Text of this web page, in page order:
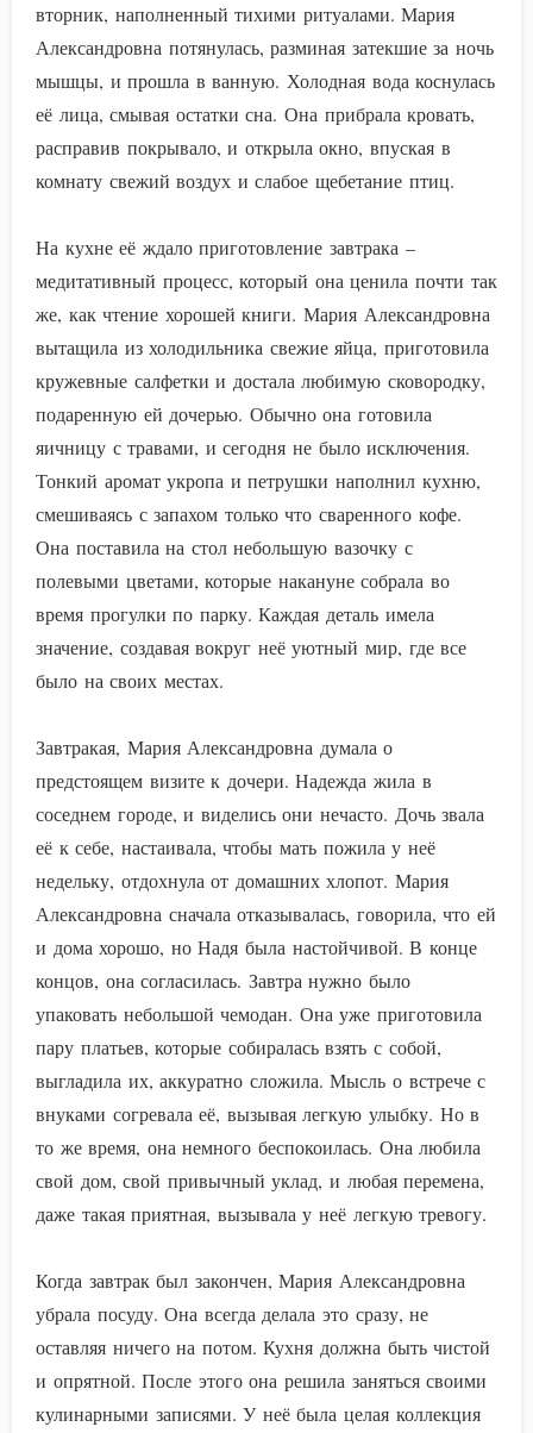
вторник, наполненный тихими ритуалами. Мария
Александровна потянулась, разминая затекшие за ночь
мышцы, и прошла в ванную. Холодная вода коснулась
её лица, смывая остатки сна. Она прибрала кровать,
расправив покрывало, и открыла окно, впуская в
комнату свежий воздух и слабое щебетание птиц.
На кухне её ждало приготовление завтрака –
медитативный процесс, который она ценила почти так
же, как чтение хорошей книги. Мария Александровна
вытащила из холодильника свежие яйца, приготовила
кружевные салфетки и достала любимую сковородку,
подаренную ей дочерью. Обычно она готовила
яичницу с травами, и сегодня не было исключения.
Тонкий аромат укропа и петрушки наполнил кухню,
смешиваясь с запахом только что сваренного кофе.
Она поставила на стол небольшую вазочку с
полевыми цветами, которые накануне собрала во
время прогулки по парку. Каждая деталь имела
значение, создавая вокруг неё уютный мир, где все
было на своих местах.
Завтракая, Мария Александровна думала о
предстоящем визите к дочери. Надежда жила в
соседнем городе, и виделись они нечасто. Дочь звала
её к себе, настаивала, чтобы мать пожила у неё
недельку, отдохнула от домашних хлопот. Мария
Александровна сначала отказывалась, говорила, что ей
и дома хорошо, но Надя была настойчивой. В конце
концов, она согласилась. Завтра нужно было
упаковать небольшой чемодан. Она уже приготовила
пару платьев, которые собиралась взять с собой,
выгладила их, аккуратно сложила. Мысль о встрече с
внуками согревала её, вызывая легкую улыбку. Но в
то же время, она немного беспокоилась. Она любила
свой дом, свой привычный уклад, и любая перемена,
даже такая приятная, вызывала у неё легкую тревогу.
Когда завтрак был закончен, Мария Александровна
убрала посуду. Она всегда делала это сразу, не
оставляя ничего на потом. Кухня должна быть чистой
и опрятной. После этого она решила заняться своими
кулинарными записями. У неё была целая коллекция